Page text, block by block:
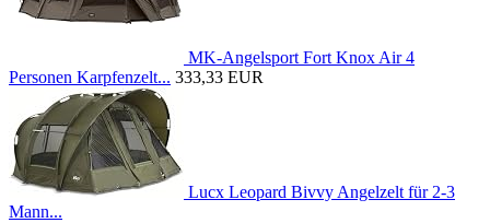
MK-Angelsport Fort Knox Air 4
Personen Karpfenzelt... 333,33 EUR
Lucx Leopard Bivvy Angelzelt für 2-3
Mann...